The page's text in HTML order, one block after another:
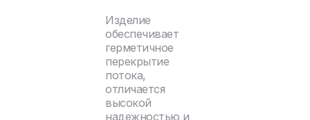
Изделие
обеспечивает
герметичное
перекрытие
потока,
отличается
высокой
надежностью и